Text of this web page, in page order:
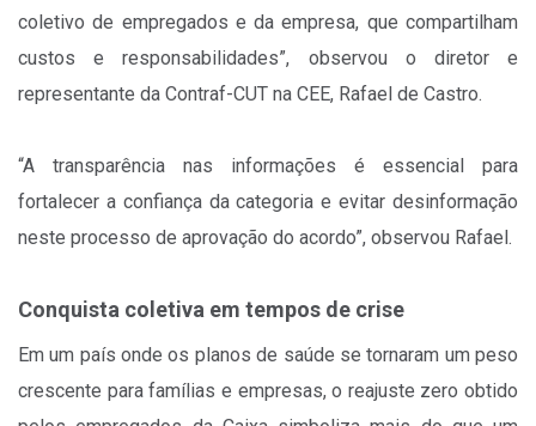
coletivo de empregados e da empresa, que compartilham
custos e responsabilidades”, observou o diretor e
representante da Contraf-CUT na CEE, Rafael de Castro.
“A transparência nas informações é essencial para
fortalecer a confiança da categoria e evitar desinformação
neste processo de aprovação do acordo”, observou Rafael.
Conquista coletiva em tempos de crise
Em um país onde os planos de saúde se tornaram um peso
crescente para famílias e empresas, o reajuste zero obtido